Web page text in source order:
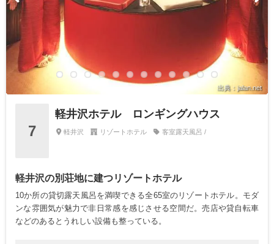
出典：jalan.net
7
軽井沢ホテル ロンギングハウス
軽井沢 リゾートホテル 客室露天風呂 /
軽井沢の別荘地に建つリゾートホテル
10か所の貸切露天風呂を満喫できる全65室のリゾートホテル。モダ
ンな雰囲気が魅力で非日常感を感じさせる空間だ。売店や貸自転車
などのあるとうれしい設備も整っている。